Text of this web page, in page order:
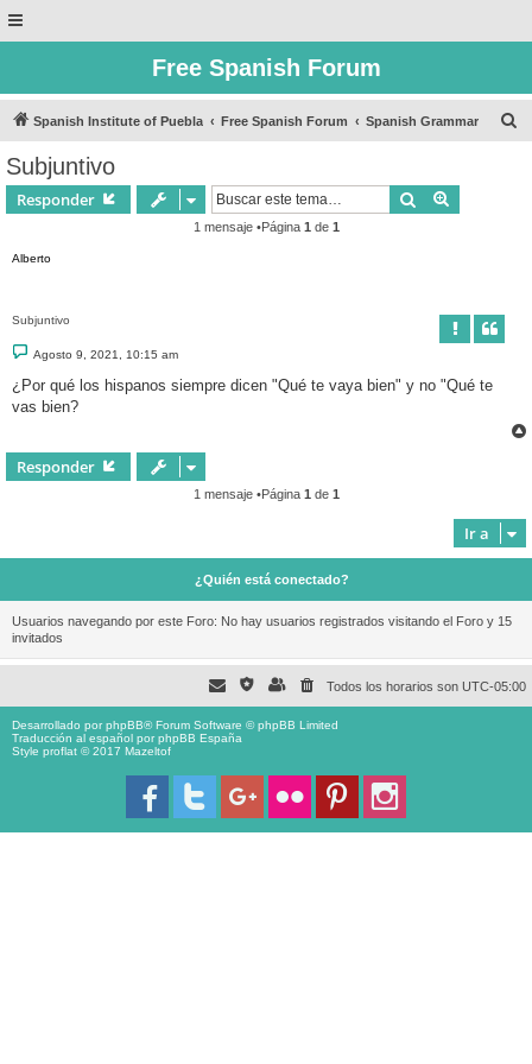
Free Spanish Forum
Spanish Institute of Puebla Free Spanish Forum Spanish Grammar
Subjuntivo
Responder Buscar
1 mensaje •Página 1 de 1
Alberto
Subjuntivo
M
e
s
a
Agosto 9, 2021, 10:15 am
¿Por qué los hispanos siempre dicen "Qué te vaya bien" y no "Qué te
vas bien?
Responder
1 mensaje •Página 1 de 1
Ir a
¿Quién está conectado?
Usuarios navegando por este Foro: No hay usuarios registrados visitando el Foro y 15
invitados
Todos los horarios son UTC-05:00
Desarrollado porphpBB® Forum Software © phpBB Limited
Traducción al español porphpBB España
Style proflat © 2017 Mazeltof